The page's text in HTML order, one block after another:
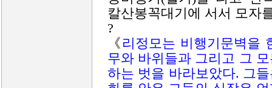
칼산봉꼭대기에 서서 모자
?
《 리정모는 비행기문벽을
무와 바위들과 그리고 그
하는 벗을 바라보았다. 그